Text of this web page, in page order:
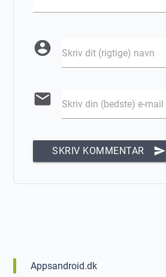
account_circle Skriv dit (rigtige) navn
email Skriv din (bedste) e-mail
SKRIV KOMMENTAR send
Appsandroid.dk